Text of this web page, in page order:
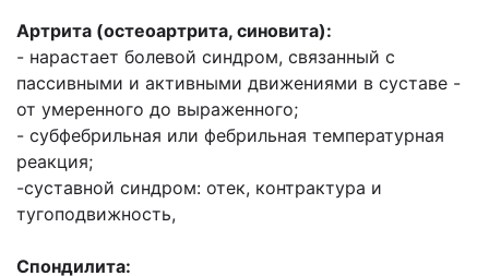
Артрита (остеоартрита, синовита):
- нарастает болевой синдром, связанный с
пассивными и активными движениями в суставе -
от умеренного до выраженного;
- субфебрильная или фебрильная температурная
реакция;
-суставной синдром: отек, контрактура и
тугоподвижность,
Спондилита: